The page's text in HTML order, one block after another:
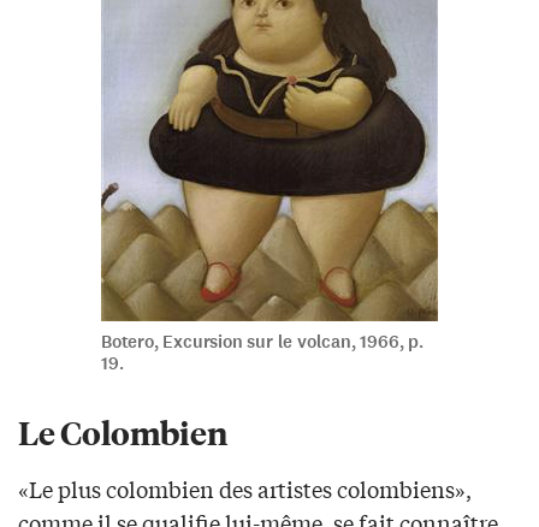
Botero, Excursion sur le volcan, 1966, p.
19.
Le Colombien
«Le plus colombien des artistes colombiens»,